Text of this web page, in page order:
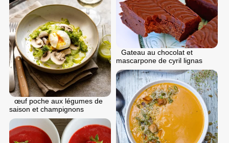
œuf poche aux légumes de
saison et champignons
Gateau au chocolat et
mascarpone de cyril lignas